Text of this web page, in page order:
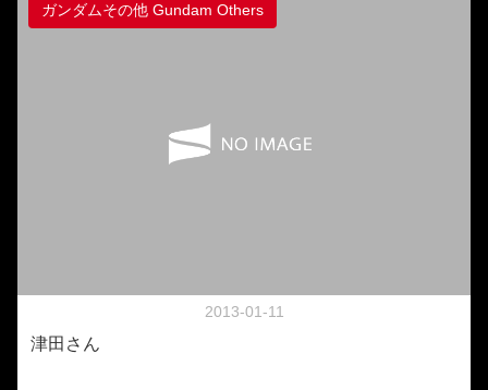
ガンダムその他 Gundam Others
2013-01-11
津田さん